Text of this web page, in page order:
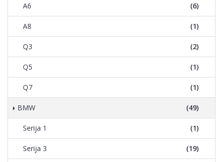
A6 (6)
A8 (1)
Q3 (2)
Q5 (1)
Q7 (1)
BMW (49)
Serija 1 (1)
Serija 3 (19)